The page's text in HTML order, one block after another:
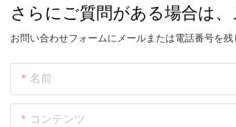
さらにご質問がある場合は
お問い合わせフォームにメールまたは電話番号を
名前
コンテンツ